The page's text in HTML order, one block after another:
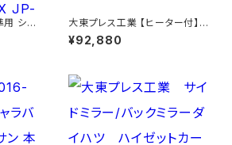
シャ
ー ボ
ト トレ
大東プレス工業 【ヒーター付】
ハイウェイミラー リモコン+ヒー
ター付 DI-6121CXE
¥92,880